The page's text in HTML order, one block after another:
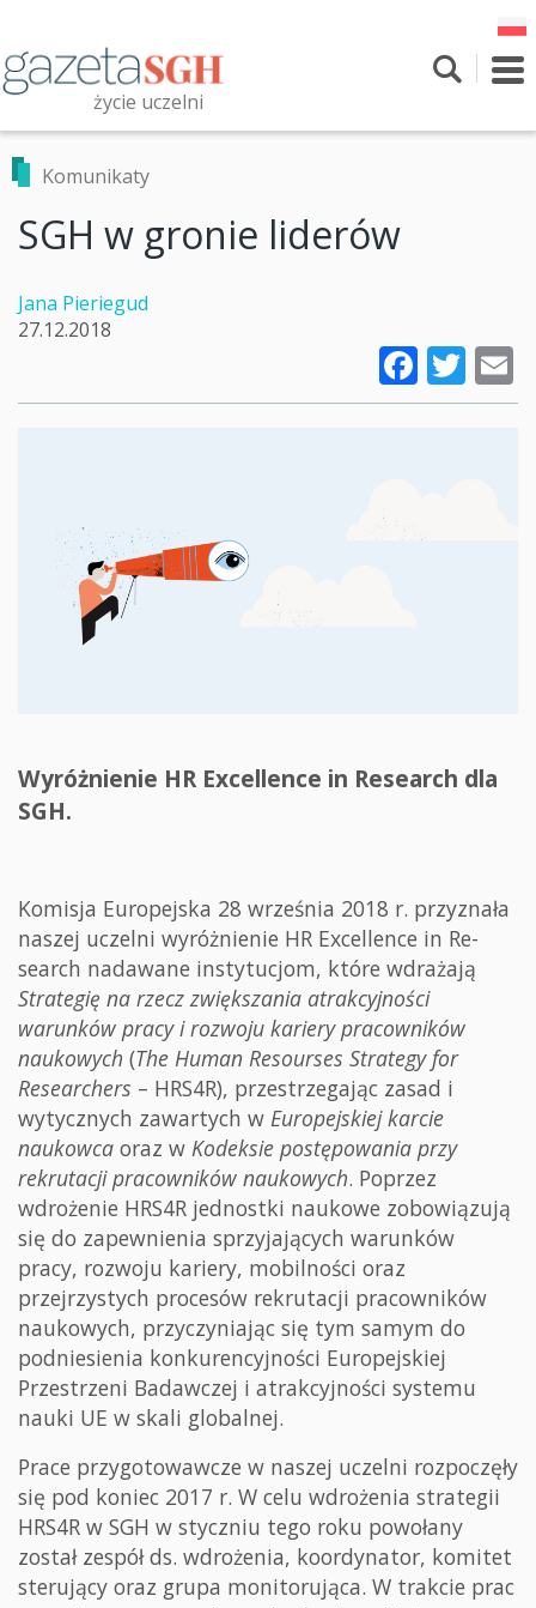
treści
życie uczelni
Przeszukaj witrynę
Komunikaty
SGH w gronie liderów
Jana Pieriegud
27.12.2018
Wyróżnienie HR Excellence in Research dla
SGH.
Komisja Europejska 28 września 2018 r. przyznała
naszej uczelni wyróżnienie HR Excellence in Re-
search nadawane instytucjom, które wdrażają
Strategię na rzecz zwiększania atrakcyjności
warunków pracyirozwoju kariery pracowników
naukowych (The Human Resourses Strategy for
Researchers – HRS4R), przestrzegając zasad i
wytycznych zawartych w Europejskiej karcie
naukowca oraz w Kodeksie postępowania przy
rekrutacjipracowników naukowych. Poprzez
wdrożenie HRS4R jednostki naukowe zobowiązują
się do zapewnienia sprzyjających warunków
pracy, rozwoju kariery, mobilności oraz
przejrzystych procesów rekrutacji pracowników
naukowych, przyczyniając się tym samym do
podniesienia konkurencyjności Europejskiej
Przestrzeni Badawczej i atrakcyjności systemu
nauki UE w skali globalnej.
Prace przygotowawcze w naszej uczelni rozpoczęły
się pod koniec 2017 r. W celu wdrożenia strategii
HRS4R w SGH w styczniu tego roku powołany
został zespół ds. wdrożenia, koordynator, komitet
sterujący oraz grupa monitorująca. W trakcie prac